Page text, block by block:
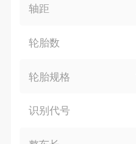
轴距
轮胎数
轮胎规格
识别代号